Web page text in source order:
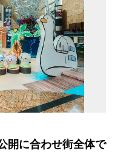
開に合わせ街全体で